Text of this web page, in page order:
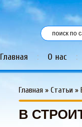
Главная : О нас :
Главная » Статьи »
В